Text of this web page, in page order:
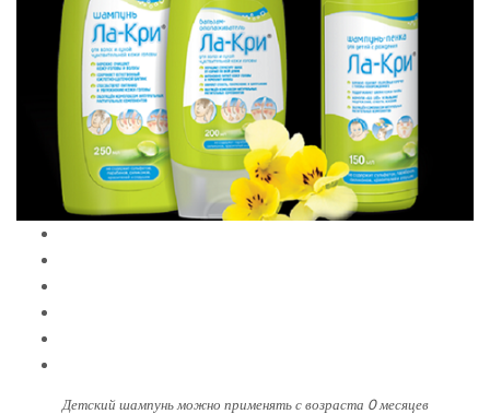
Детский шампунь можно применять с возраста 0 месяцев